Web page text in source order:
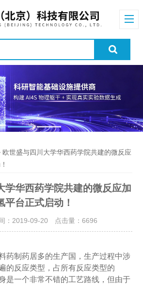
欧世盛与四川大学华西药学院共建的微反应
学华西药学院共建的微反应加
平台正式启动！
：2019-09-20 点击量： 6696
药制药居多的生产国，生产过程中涉
的反应类型，占所有反应类型的
是一个非常不错的工艺路线，但由于